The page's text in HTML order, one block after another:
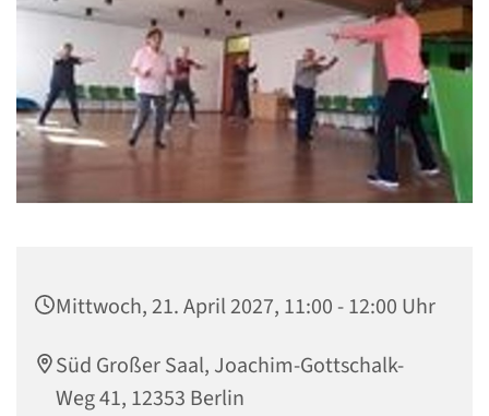
Mittwoch, 21. April 2027, 11:00 - 12:00 Uhr
Süd Großer Saal, Joachim-Gottschalk-
Weg 41, 12353 Berlin